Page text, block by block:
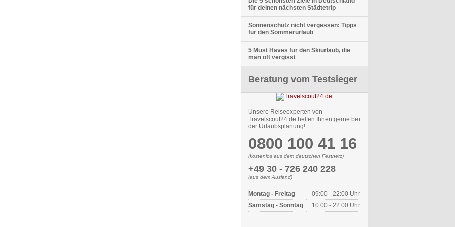
für deinen nächsten Städtetrip
Sonnenschutz nicht vergessen: Tipps
für den Sommerurlaub
5 Must Haves für den Skiurlaub, die
man oft vergisst
Beratung vom Testsieger
Unsere Reiseexperten von
Travelscout24.de helfen Ihnen gerne bei
der Urlaubsplanung!
0800 100 41 16
(kostenlos aus dem deutschen Festnetz)
+49 30 - 726 240 228
(aus dem Ausland)
Montag - Freitag
09:00 - 22:00 Uhr
Samstag - Sonntag
10:00 - 22:00 Uhr